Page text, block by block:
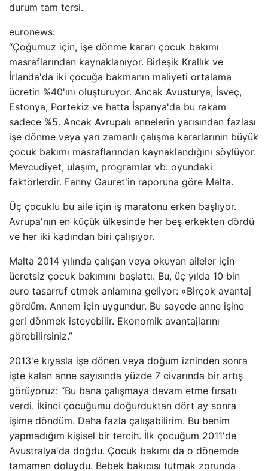
durum tam tersi.
euronews:
“Çoğumuz için, işe dönme kararı çocuk bakımı
masraflarından kaynaklanıyor. Birleşik Krallık ve
İrlanda'da iki çocuğa bakmanın maliyeti ortalama
ücretin %40'ını oluşturuyor. Ancak Avusturya, İsveç,
Estonya, Portekiz ve hatta İspanya'da bu rakam
sadece %5. Ancak Avrupalı annelerin yarısından fazlası
işe dönme veya yarı zamanlı çalışma kararlarının büyük
çocuk bakımı masraflarından kaynaklandığını söylüyor.
Mevcudiyet, ulaşım, programlar vb. oyundaki
faktörlerdir. Fanny Gauret'in raporuna göre Malta.
Üç çocuklu bu aile için iş maratonu erken başlıyor.
Avrupa'nın en küçük ülkesinde her beş erkekten dördü
ve her iki kadından biri çalışıyor.
Malta 2014 yılında çalışan veya okuyan aileler için
ücretsiz çocuk bakımını başlattı. Bu, üç yılda 10 bin
euro tasarruf etmek anlamına geliyor: «Birçok avantaj
gördüm. Annem için uygundur. Bu sayede anne işine
geri dönmek isteyebilir. Ekonomik avantajlarını
görebilirsiniz.”
2013'e kıyasla işe dönen veya doğum izninden sonra
işte kalan anne sayısında yüzde 7 civarında bir artış
görüyoruz: “Bu bana çalışmaya devam etme fırsatı
verdi. İkinci çocuğumu doğurduktan dört ay sonra
işime döndüm. Daha fazla çalışabilirim. Bu benim
yapmadığım kişisel bir tercih. İlk çocuğum 2011'de
Avustralya'da doğdu. Çocuk bakımı da o dönemde
tamamen doluydu. Bebek bakıcısı tutmak zorunda